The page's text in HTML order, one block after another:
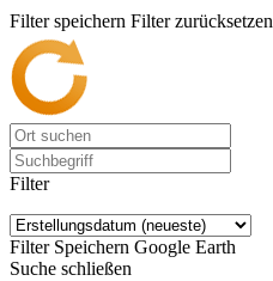
Filter speichern Filter zurücksetzen
Filter
Filter Speichern Google Earth
Suche schließen